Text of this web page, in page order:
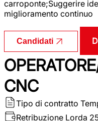
carroponte;Suggerire
miglioramento continuo
Candidati
CNC
Tipo di contratto
Retribuzione Lorda